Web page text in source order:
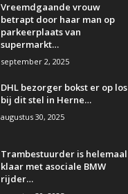
Vreemdgaande vrouw
betrapt door haar man op
parkeerplaats van
supermarkt…
september 2, 2025
DHL bezorger bokst er op los
bij dit stel in Herne…
augustus 30, 2025
Trambestuurder is helemaal
klaar met asociale BMW
rijder…